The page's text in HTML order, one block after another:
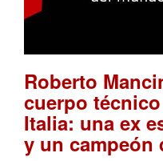
Roberto
cuerpo
Italia: una ex
y un campeón